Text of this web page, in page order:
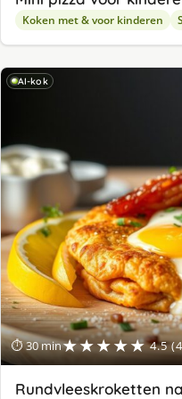
Koken met & voor kinderen
AI-kok
⏱ 30 min★★★★★ 4.5
Rundvleeskroketten